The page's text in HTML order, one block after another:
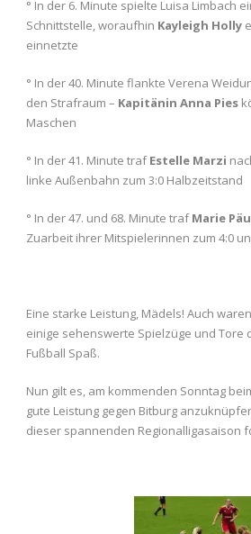
° In der 6. Minute spielte Luisa Limbach
Schnittstelle, woraufhin Kayleigh Holly
einnetzte
° In der 40. Minute flankte Verena
den Strafraum – Kapitänin Anna Pies
Maschen
° In der 41. Minute trafEstelle Marzi
linke Außenbahn zum 3:0 Halbzeitstand
° In der 47. und 68. Minute trafMarie
Zuarbeit ihrer Mitspielerinnen zum 4:0
Eine starke Leistung, Mädels! Auch
einige sehenswerte Spielzüge und Tore
Fußball Spaß.
Nun gilt es, am kommenden Sonntag
gute Leistung gegen Bitburg
dieser spannenden Regionalligasaison